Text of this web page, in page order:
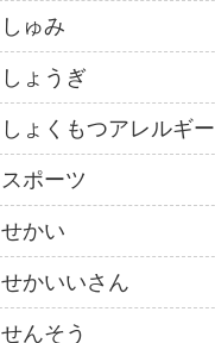
しゅみ
しょうぎ
しょくもつアレルギー
スポーツ
せかい
せかいいさん
せんそう